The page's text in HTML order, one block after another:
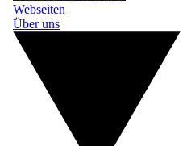
Webseiten
Über uns